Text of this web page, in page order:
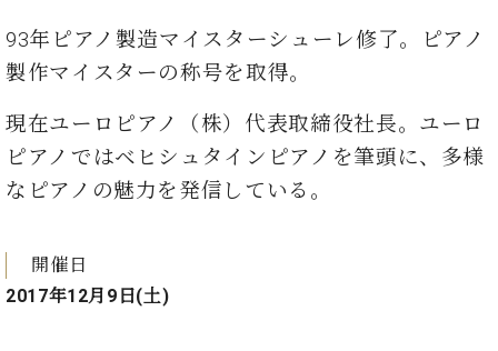
律)
律
紹
介
調
金
お
93年ピアノ製造マイスターシューレ修了。ピアノ
製作マイスターの称号を取得。
現在ユーロピアノ（株）代表取締役社長。ユーロ
ピアノではベヒシュタインピアノを筆頭に、多様
なピアノの魅力を発信している。
開催日
2017年12月9日(土)